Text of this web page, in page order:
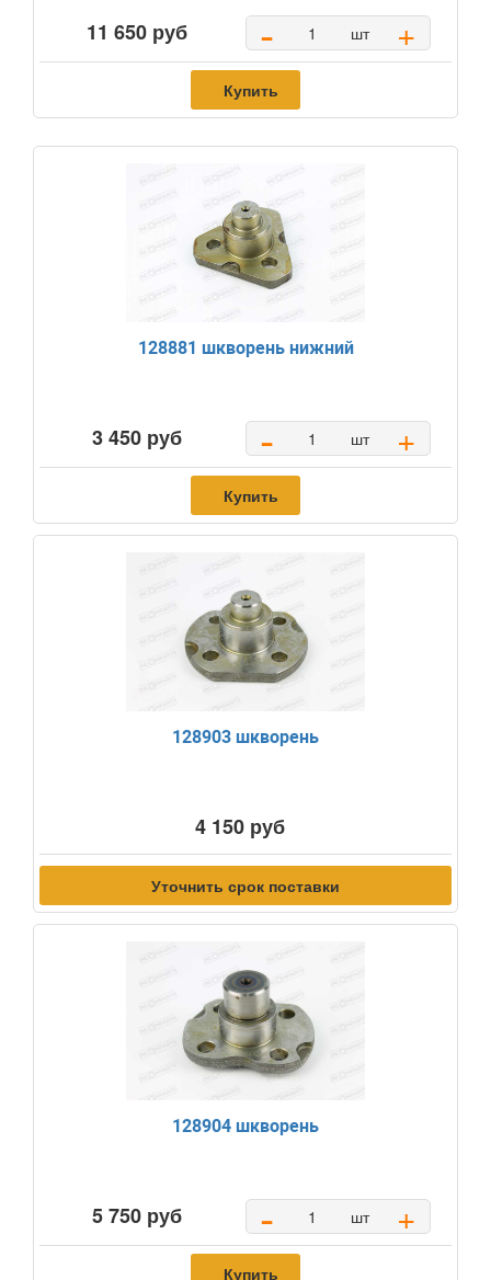
11 650 руб - шт +
Купить
128881 шкворень нижний
3 450 руб - шт +
Купить
128903 шкворень
4 150 руб
Уточнить срок поставки
128904 шкворень
5 750 руб - шт +
Купить